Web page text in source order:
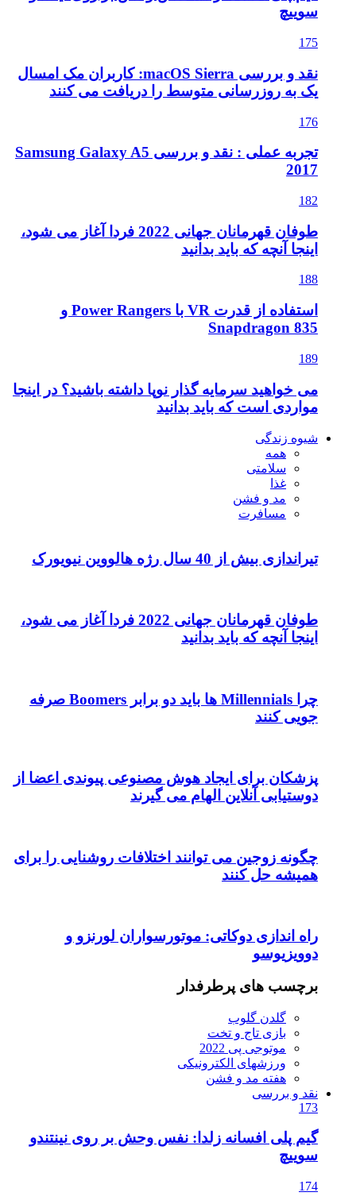
سوییچ
175
نقد و بررسی macOS Sierra: کاربران مک امسال
یک به روزرسانی متوسط را دریافت می کنند
176
تجربه عملی : نقد و بررسی Samsung Galaxy A5
2017
182
طوفان قهرمانان جهانی 2022 فردا آغاز می شود،
اینجا آنچه که باید بدانید
188
استفاده از قدرت VR با Power Rangers و
Snapdragon 835
189
می خواهید سرمایه گذار نوپا داشته باشید؟ در اینجا
مواردی است که باید بدانید
شیوه زندگی
همه
سلامتی
غذا
مد و فشن
مسافرت
تیراندازی بیش از 40 سال رژه هالووین نیویورک
طوفان قهرمانان جهانی 2022 فردا آغاز می شود،
اینجا آنچه که باید بدانید
چرا Millennials ها باید دو برابر Boomers صرفه
جویی کنند
پزشکان برای ایجاد هوش مصنوعی پیوندی اعضا از
دوستیابی آنلاین الهام می گیرند
چگونه زوجین می توانند اختلافات روشنایی را برای
همیشه حل کنند
راه اندازی دوکاتی: موتورسواران لورنزو و
دوویزیوسو
برچسب های پرطرفدار
گلدن گلوب
بازی تاج و تخت
موتوجی پی 2022
ورزشهای الکترونیکی
هفته مد و فشن
نقد و بررسی
173
گیم پلی افسانه زلدا: نفس وحش بر روی نینتندو
سوییچ
174